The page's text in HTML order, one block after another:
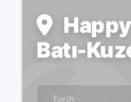
Batı-
Tarih